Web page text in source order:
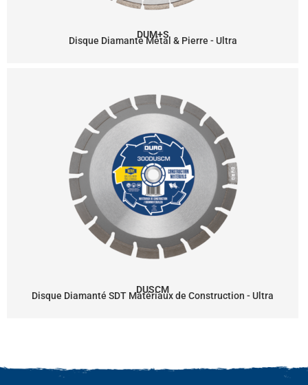
DUM+S
Disque Diamanté Métal & Pierre - Ultra
DUSCM
Disque Diamanté SDT Matériaux de Construction - Ultra